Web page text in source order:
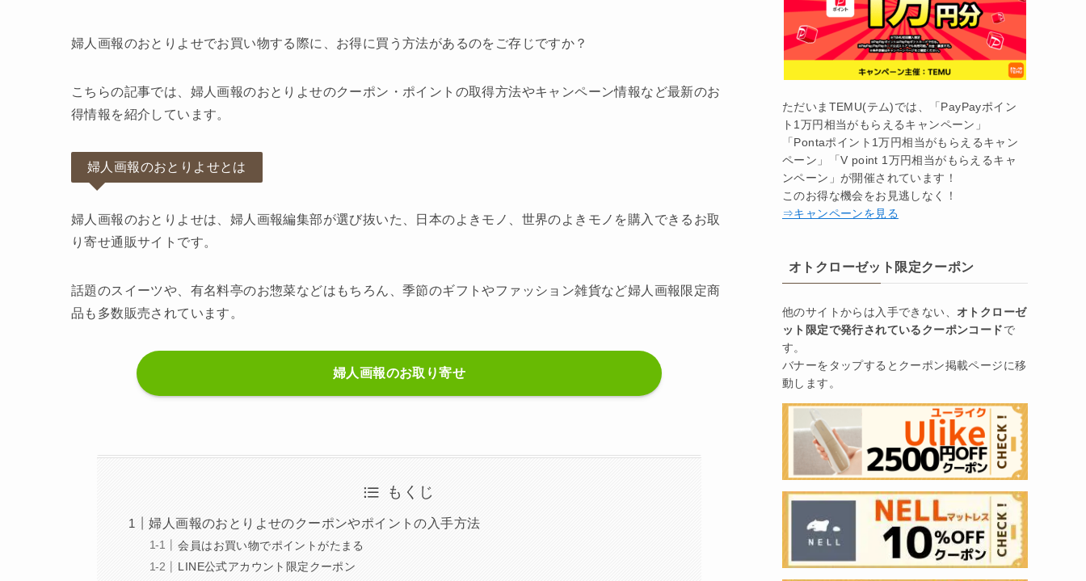
婦人画報のおとりよせでお買い物する際に、お得に買う方法があるのをご存じですか？
こちらの記事では、婦人画報のおとりよせのクーポン・ポイントの取得方法やキャンペーン情報など最新のお
得情報を紹介しています。
婦人画報のおとりよせとは
婦人画報のおとりよせは、婦人画報編集部が選び抜いた、日本のよきモノ、世界のよきモノを購入できるお取
り寄せ通販サイトです。
話題のスイーツや、有名料亭のお惣菜などはもちろん、季節のギフトやファッション雑貨など婦人画報限定商
品も多数販売されています。
婦人画報のお取り寄せ
もくじ
婦人画報のおとりよせのクーポンやポイントの入手方法
会員はお買い物でポイントがたまる
LINE公式アカウント限定クーポン
ただいまTEMU(テム)では、「PayPayポイン
ト1万円相当がもらえるキャンペーン」
「Pontaポイント1万円相当がもらえるキャン
ペーン」「V point 1万円相当がもらえるキャ
ンペーン」が開催されています！
このお得な機会をお見逃しなく！
⇒キャンペーンを見る
オトクローゼット限定クーポン
他のサイトからは入手できない、 オトクローゼ
ット限定で発行されているクーポンコードで
す。
バナーをタップするとクーポン掲載ページに移
動します。